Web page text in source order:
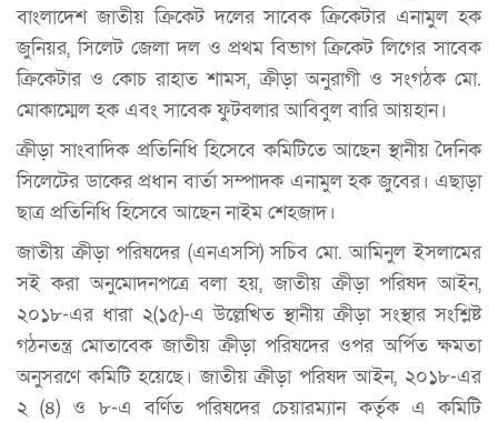
বাংলাদেশ জাতীয় ক্রিকেট দলের সাবেক ক্রিকেটার এনামুল হক
জুনিয়র, সিলেট জেলা দল ও প্রথম বিভাগ ক্রিকেট লিগের সাবেক
ক্রিকেটার ও কোচ রাহাত শামস, ক্রীড়া অনুরাগী ও সংগঠক মো.
মোকাম্মেল হক এবং সাবেক ফুটবলার আবিবুল বারি আয়হান।
ক্রীড়া সাংবাদিক প্রতিনিধি হিসেবে কমিটিতে আছেন স্থানীয় দৈনিক
সিলেটের ডাকের প্রধান বার্তা সম্পাদক এনামুল হক জুবের। এছাড়া
ছাত্র প্রতিনিধি হিসেবে আছেন নাইম শেহজাদ।
জাতীয় ক্রীড়া পরিষদের (এনএসসি) সচিব মো. আমিনুল ইসলামের
সই করা অনুমোদনপত্রে বলা হয়, জাতীয় ক্রীড়া পরিষদ আইন,
২০১৮-এর ধারা ২(১৫)-এ উল্লেখিত স্থানীয় ক্রীড়া সংস্থার সংশ্লিষ্ট
গঠনতন্ত্র মোতাবেক জাতীয় ক্রীড়া পরিষদের ওপর অর্পিত ক্ষমতা
অনুসরণে কমিটি হয়েছে। জাতীয় ক্রীড়া পরিষদ আইন, ২০১৮-এর
২ (৪) ও ৮-এ বর্ণিত পরিষদের চেয়ারম্যান কর্তৃক এ কমিটি